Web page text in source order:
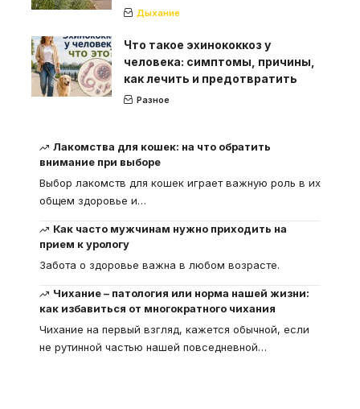
Дыхание
Что такое эхинококкоз у
человека: симптомы, причины,
как лечить и предотвратить
Разное
Лакомства для кошек: на что обратить
внимание при выборе
Выбор лакомств для кошек играет важную роль в их
общем здоровье и…
Как часто мужчинам нужно приходить на
прием к урологу
Забота о здоровье важна в любом возрасте.
Чихание – патология или норма нашей жизни:
как избавиться от многократного чихания
Чихание на первый взгляд, кажется обычной, если
не рутинной частью нашей повседневной…